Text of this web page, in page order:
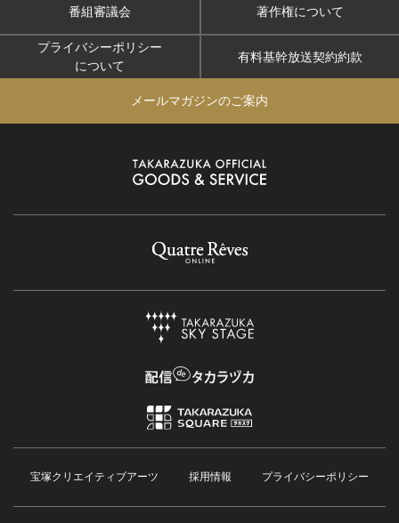
番組審議会 著作権について
プライバシーポリシー
について
有料基幹放送契約約款
メールマガジンのご案内
宝塚クリエイティブアーツ 採用情報 プライバシーポリシー